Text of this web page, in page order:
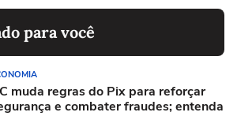
para você
muda regras do Pix para reforçar
e combater fraudes; entenda